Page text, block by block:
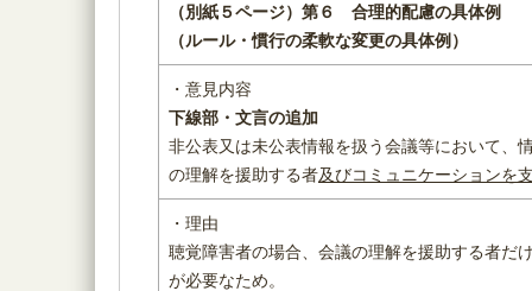
（別紙５ページ） 第６ 合理的配慮の具体例
（ルール・慣行の柔軟な変更の具体例）
・意見内容
下線部・文言の追加
非公表又は未公表情報を扱う会議等において、
の理解を援助する者及びコミュニケーションを
・理由
聴覚障害者の場合、会議の理解を援助する者だ
が必要なため。